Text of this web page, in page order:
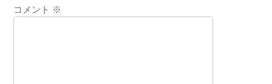
コメント ※